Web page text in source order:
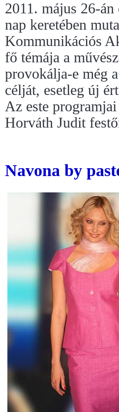
2011. május 26-
nap keretében
Kommunikációs
fő témája a
provokálja-e még
célját, esetleg új
Az este
Horváth Judit
Navona by